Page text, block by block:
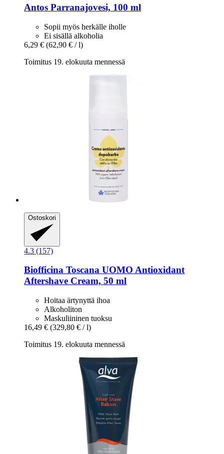
Antos Parranajovesi, 100 ml
Sopii myös herkälle iholle
Ei sisällä alkoholia
6,29 € (62,90 € / l)
Toimitus 19. elokuuta mennessä
Ostoskori
4.3 (157)
Biofficina Toscana UOMO Antioxidant
Aftershave Cream, 50 ml
Hoitaa ärtynyttä ihoa
Alkoholiton
Maskuliininen tuoksu
16,49 € (329,80 € / l)
Toimitus 19. elokuuta mennessä